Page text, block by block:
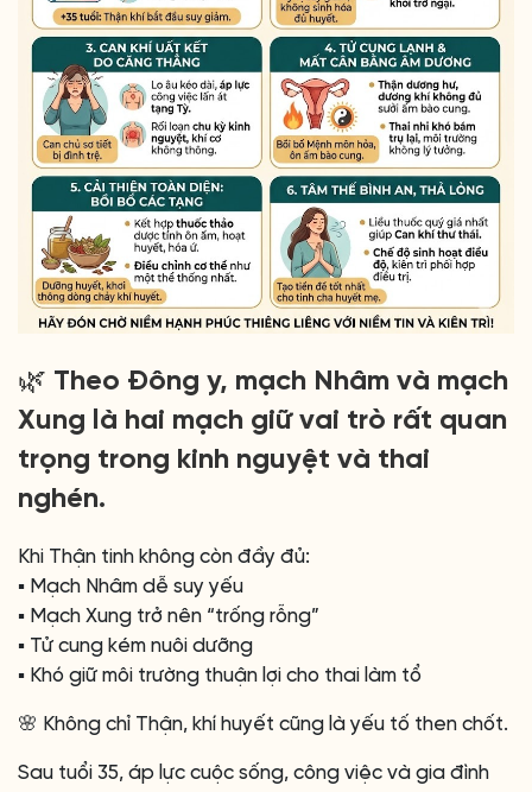
🌿 Theo Đông y, mạch Nhâm và mạch
Xung là hai mạch giữ vai trò rất quan
trọng trong kinh nguyệt và thai
nghén.
Khi Thận tinh không còn đầy đủ:
▪️ Mạch Nhâm dễ suy yếu
▪️ Mạch Xung trở nên “trống rỗng”
▪️ Tử cung kém nuôi dưỡng
▪️ Khó giữ môi trường thuận lợi cho thai làm tổ
🌸 Không chỉ Thận, khí huyết cũng là yếu tố then chốt.
Sau tuổi 35, áp lực cuộc sống, công việc và gia đình